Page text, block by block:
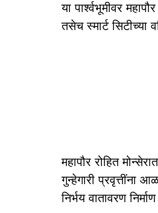
या पार्श्वभूमीवर
तसेच स्मार्ट सिटीच्या
महापौर रोहित
गुन्हेगारी प्रवृत्तींना
निर्भय वातावरण